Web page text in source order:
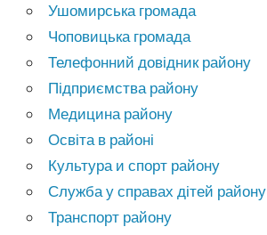
Ушомирська громада
Чоповицька громада
Телефонний довідник району
Підприємства району
Медицина району
Освіта в районі
Культура и спорт району
Служба у справах дітей району
Транспорт району